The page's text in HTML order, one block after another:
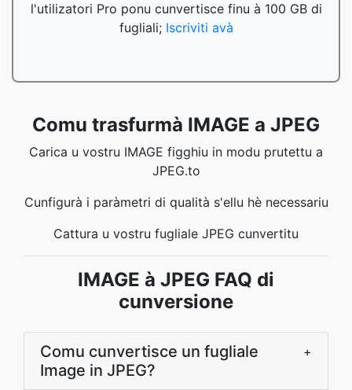
l'utilizatori Pro ponu cunvertisce finu à 100 GB di
fugliali; Iscriviti avà
Comu trasfurmà IMAGE a JPEG
Carica u vostru IMAGE figghiu in modu prutettu a
JPEG.to
Cunfigurà i paràmetri di qualità s'ellu hè necessariu
Cattura u vostru fugliale JPEG cunvertitu
IMAGE à JPEG FAQ di
cunversione
Comu cunvertisce un fugliale
Image in JPEG?
+